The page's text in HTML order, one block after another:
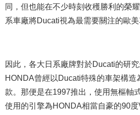
同，但也能在不少時刻收穫勝利的榮
系車廠將Ducati視為最需要關注的歐美
因此，各大日系廠牌對於Ducati的研
HONDA曾經以Ducati特殊的車架構造
款。那便是在1997推出，使用無樞軸
使用的引擎為HONDA相當自豪的90